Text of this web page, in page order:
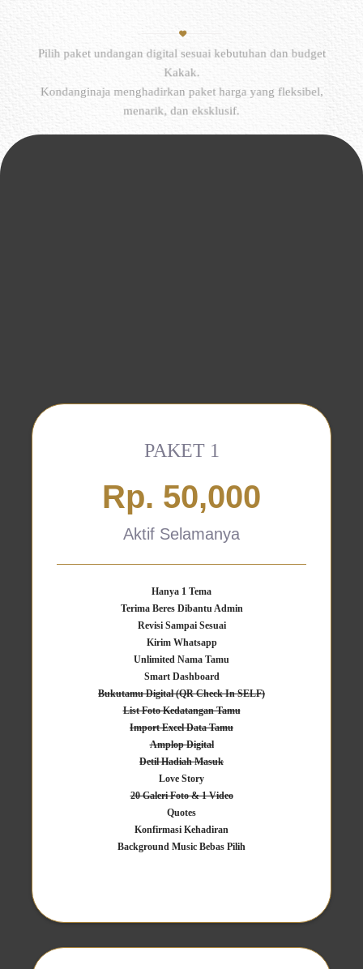
Pilih paket undangan digital sesuai kebutuhan dan budget
Kakak.
Kondanginaja menghadirkan paket harga yang fleksibel,
menarik, dan eksklusif.
PAKET 1
Rp. 50,000
Aktif Selamanya
Hanya 1 Tema
Terima Beres Dibantu Admin
Revisi Sampai Sesuai
Kirim Whatsapp
Unlimited Nama Tamu
Smart Dashboard
Bukutamu Digital (QR Check In SELF)
List Foto Kedatangan Tamu
Import Excel Data Tamu
Amplop Digital
Detil Hadiah Masuk
Love Story
20 Galeri Foto & 1 Video
Quotes
Konfirmasi Kehadiran
Background Music Bebas Pilih